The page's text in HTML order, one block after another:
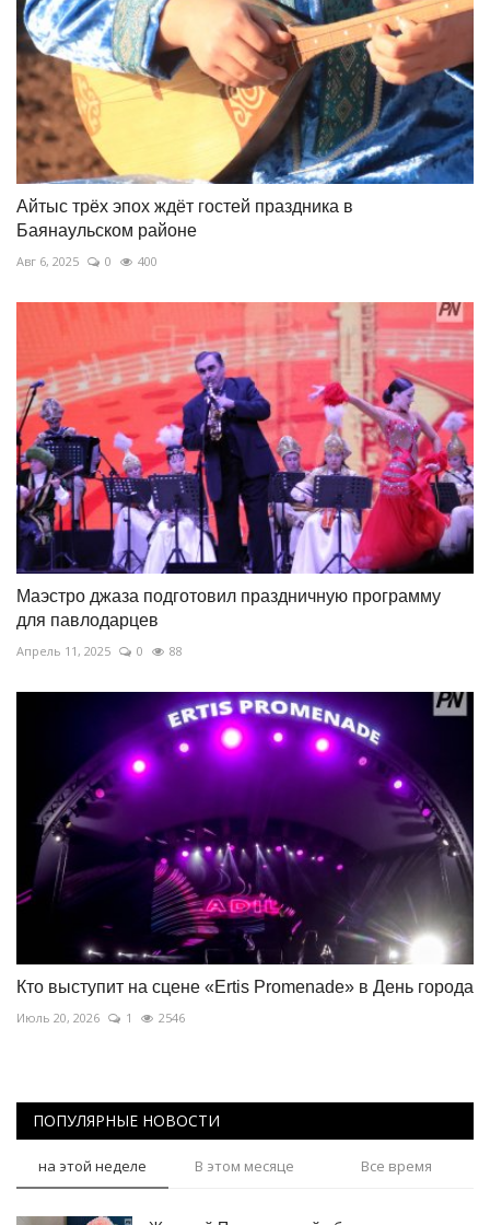
Айтыс трёх эпох ждёт гостей праздника в
Баянаульском районе
Авг 6, 2025 0 400
Маэстро джаза подготовил праздничную программу
для павлодарцев
Апрель 11, 2025 0 88
Кто выступит на сцене «Ertis Promenade» в День города
Июль 20, 2026 1 2546
ПОПУЛЯРНЫЕ НОВОСТИ
на этой неделе В этом месяце Все время